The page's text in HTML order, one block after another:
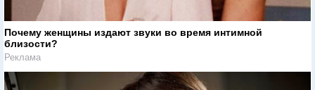
Почему женщины издают звуки во время интимной
близости?
Реклама